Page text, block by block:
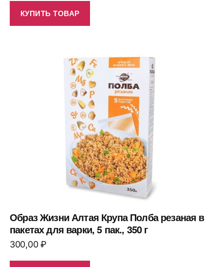
КУПИТЬ ТОВАР
Образ Жизни Алтая Крупа Полба резаная в
пакетах для варки, 5 пак., 350 г
300,00₽